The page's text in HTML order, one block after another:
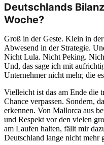
Deutschlands
Woche?
Groß in der Geste. Klein in
Abwesend in der Strategie.
Nicht Lula. Nicht Peking.
Und, das sage ich mit
Unternehmer nicht mehr, die
Vielleicht ist das am Ende die
Chance verpassen. Sondern,
erkennen. Von Mallorca aus
und Respekt vor den vielen
am Laufen halten, fällt mir
Deutschland lange nicht mehr